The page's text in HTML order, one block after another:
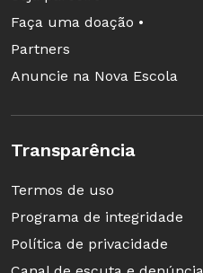
Faça uma doação •
Partners
Anuncie na Nova Escola
Transparência
Termos de uso
Programa de integridade
Política de privacidade